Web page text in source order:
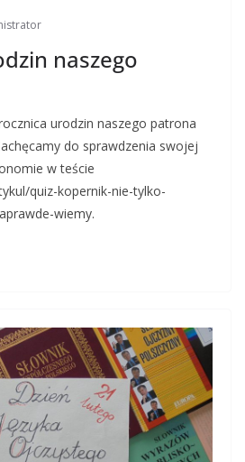
naszego
urodzin naszego patrona
do sprawdzenia swojej
w teście
quiz-kopernik-nie-tylko-
wiemy.